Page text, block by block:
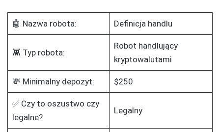
🤖 Nazwa robota: Definicja handlu
👾 Typ robota:
Robot handlujący
kryptowalutami
💸 Minimalny depozyt: $250
✅ Czy to oszustwo czy
legalne?
Legalny